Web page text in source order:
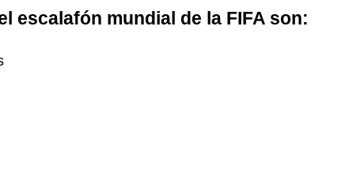
escalafón mundial de la FIFA son: